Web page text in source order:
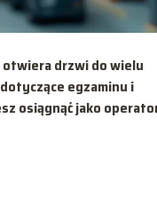
otwiera drzwi do wielu
egzaminu i
osiągnąć jako